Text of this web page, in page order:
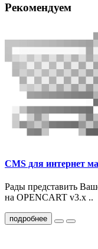
Рекомендуем
CMS для интернет
Рады представить
на OPENCART v3.x ..
подробнее